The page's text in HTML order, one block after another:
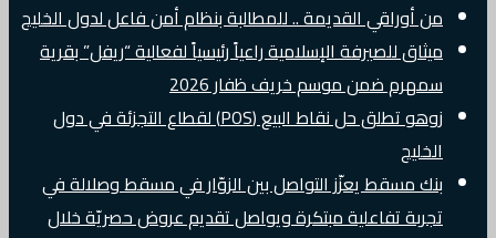
من أوراقي القديمة .. للمطالبة بنظام أمن فاعل لدول الخليج
ميثاق للصيرفة الإسلامية راعياً رئيسياً لفعالية “ريفل” بقرية
سمهرم ضمن موسم خريف ظفار 2026
زوهو تطلق حل نقاط البيع (POS) لقطاع التجزئة في دول
الخليج
بنك مسقط يعزّز التواصل بين الزوّار في مسقط وصلالة في
تجربة تفاعلية مبتكرة ويواصل تقديم عروض حصريّة خلال